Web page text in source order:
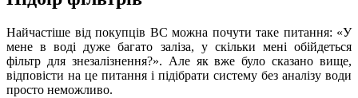
Найчастіше від покупців ВС можна почути таке питання: «У
мене в воді дуже багато заліза, у скільки мені обійдеться
фільтр для знезалізнення?». Але як вже було сказано вище,
відповісти на це питання і підібрати систему без аналізу води
просто неможливо.